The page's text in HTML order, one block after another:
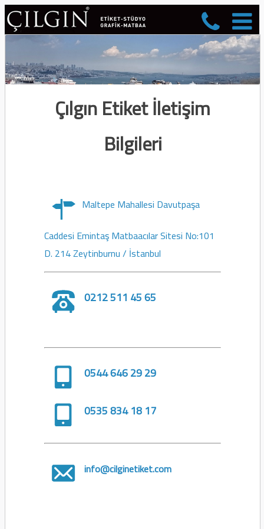
Çılgın Etiket İletişim
Bilgileri
Maltepe Mahallesi Davutpaşa
Caddesi Emintaş Matbaacılar Sitesi No:101
D. 214 Zeytinburnu / İstanbul
0212 511 45 65
0544 646 29 29
0535 834 18 17
info@cilginetiket.com